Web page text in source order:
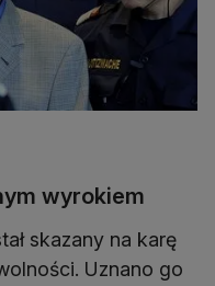
wyrokiem
skazany na karę
Uznano go